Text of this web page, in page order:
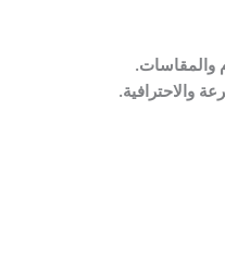
والمقاسات.
والاحترافية.